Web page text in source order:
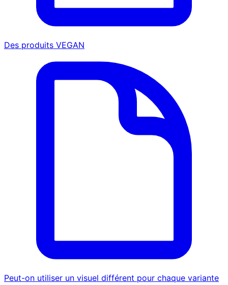
Des produits VEGAN
Peut-on utiliser un visuel différent pour chaque variante